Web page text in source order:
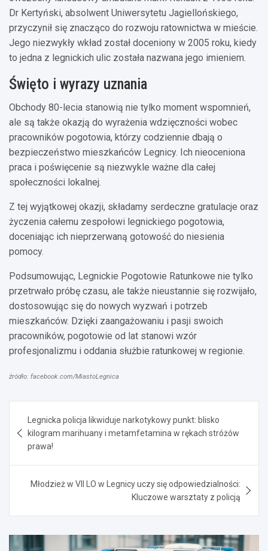
Dr Kertyński, absolwent Uniwersytetu Jagiellońskiego,
przyczynił się znacząco do rozwoju ratownictwa w mieście.
Jego niezwykły wkład został doceniony w 2005 roku, kiedy
to jedna z legnickich ulic została nazwana jego imieniem.
Święto i wyrazy uznania
Obchody 80-lecia stanowią nie tylko moment wspomnień,
ale są także okazją do wyrażenia wdzięczności wobec
pracowników pogotowia, którzy codziennie dbają o
bezpieczeństwo mieszkańców Legnicy. Ich nieoceniona
praca i poświęcenie są niezwykle ważne dla całej
społeczności lokalnej.
Z tej wyjątkowej okazji, składamy serdeczne gratulacje oraz
życzenia całemu zespołowi legnickiego pogotowia,
doceniając ich nieprzerwaną gotowość do niesienia
pomocy.
Podsumowując, Legnickie Pogotowie Ratunkowe nie tylko
przetrwało próbę czasu, ale także nieustannie się rozwijało,
dostosowując się do nowych wyzwań i potrzeb
mieszkańców. Dzięki zaangażowaniu i pasji swoich
pracowników, pogotowie od lat stanowi wzór
profesjonalizmu i oddania służbie ratunkowej w regionie.
źródło: facebook.com/MiastoLegnica
wpisuLegnicka policja likwiduje narkotykowy punkt: blisko
kilogram marihuany i metamfetamina w rękach stróżów
prawa!
Młodzież w VII LO w Legnicy uczy się odpowiedzialności:
Kluczowe warsztaty z policją